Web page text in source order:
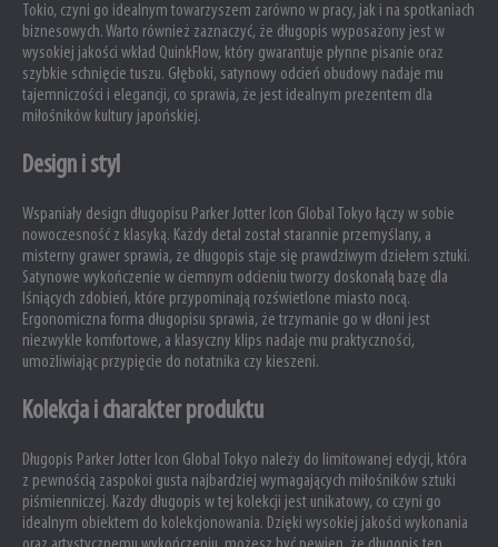
Tokio, czyni go idealnym towarzyszem zarówno w pracy, jak i na spotkaniach
biznesowych. Warto również zaznaczyć, że długopis wyposażony jest w
wysokiej jakości wkład QuinkFlow, który gwarantuje płynne pisanie oraz
szybkie schnięcie tuszu. Głęboki, satynowy odcień obudowy nadaje mu
tajemniczości i elegancji, co sprawia, że jest idealnym prezentem dla
miłośników kultury japońskiej.
Design i styl
Wspaniały design długopisu Parker Jotter Icon Global Tokyo łączy w sobie
nowoczesność z klasyką. Każdy detal został starannie przemyślany, a
misterny grawer sprawia, że długopis staje się prawdziwym dziełem sztuki.
Satynowe wykończenie w ciemnym odcieniu tworzy doskonałą bazę dla
lśniących zdobień, które przypominają rozświetlone miasto nocą.
Ergonomiczna forma długopisu sprawia, że trzymanie go w dłoni jest
niezwykle komfortowe, a klasyczny klips nadaje mu praktyczności,
umożliwiając przypięcie do notatnika czy kieszeni.
Kolekcja i charakter produktu
Długopis Parker Jotter Icon Global Tokyo należy do limitowanej edycji, która
z pewnością zaspokoi gusta najbardziej wymagających miłośników sztuki
piśmienniczej. Każdy długopis w tej kolekcji jest unikatowy, co czyni go
idealnym obiektem do kolekcjonowania. Dzięki wysokiej jakości wykonania